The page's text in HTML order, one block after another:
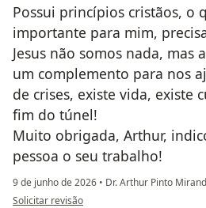
Possui princípios cristãos, o
importante para mim,
Jesus não somos nada, mas
um complemento para nos
de crises, existe vida, existe
fim do túnel!
Muito obrigada, Arthur,
pessoa o seu trabalho!
9 de junho de 2026 • Dr. Arthur Pinto
na opinião do utilizador Yoná Andrade
Solicitar revisão